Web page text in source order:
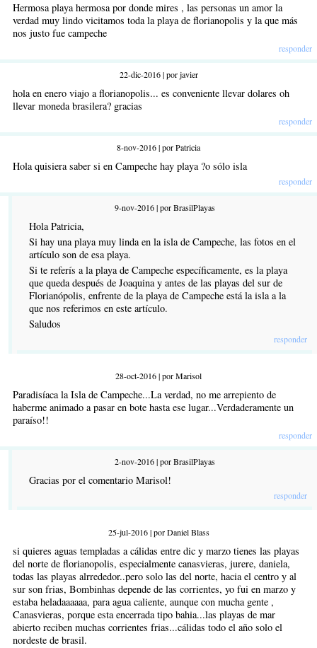
Hermosa playa hermosa por donde mires , las personas un amor la
verdad muy lindo vicitamos toda la playa de florianopolis y la que más
nos justo fue campeche
responder
22-dic-2016 | por javier
hola en enero viajo a florianopolis... es conveniente llevar dolares oh
llevar moneda brasilera? gracias
responder
8-nov-2016 | por Patricia
Hola quisiera saber si en Campeche hay playa ?o sólo isla
responder
9-nov-2016 | por BrasilPlayas
Hola Patricia,
Si hay una playa muy linda en la isla de Campeche, las fotos en el
artículo son de esa playa.
Si te referís a la playa de Campeche específicamente, es la playa
que queda después de Joaquina y antes de las playas del sur de
Florianópolis, enfrente de la playa de Campeche está la isla a la
que nos referimos en este artículo.
Saludos
responder
28-oct-2016 | por Marisol
Paradisíaca la Isla de Campeche...La verdad, no me arrepiento de
haberme animado a pasar en bote hasta ese lugar...Verdaderamente un
paraíso!!
responder
2-nov-2016 | por BrasilPlayas
Gracias por el comentario Marisol!
responder
25-jul-2016 | por Daniel Blass
si quieres aguas templadas a cálidas entre dic y marzo tienes las playas
del norte de florianopolis, especialmente canasvieras, jurere, daniela,
todas las playas alrrededor..pero solo las del norte, hacia el centro y al
sur son frias, Bombinhas depende de las corrientes, yo fui en marzo y
estaba heladaaaaaa, para agua caliente, aunque con mucha gente ,
Canasvieras, porque esta encerrada tipo bahia...las playas de mar
abierto reciben muchas corrientes frias...cálidas todo el año solo el
nordeste de brasil.